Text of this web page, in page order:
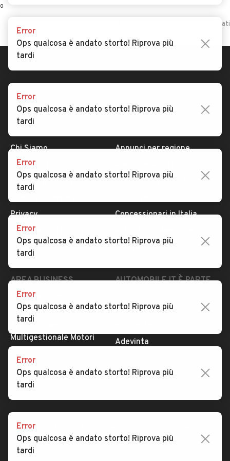
0
Autobus
Chi Siamo
Serve aiuto?
Dati identificativi
Privacy
Impostazioni Privacy
Security
Annunci per regione
Tutte le auto usate
Concessionari in Italia
Valutazione auto
AREA BUSINESS
Registrazione
concessionario
Multigestionale Motori
AUTOMOBILE.IT È PARTE
subito.it
Adevinta
SEGUICI
Copyright © 2023 Marktplaats B.V. Tutti i diritti riservati.
Marktplaats B.V. - P.IVA 803.603.307.B.01
Error
Ops qualcosa è andato storto! Riprova più
tardi
Error
Ops qualcosa è andato storto! Riprova più
tardi
Error
Ops qualcosa è andato storto! Riprova più
tardi
Error
Ops qualcosa è andato storto! Riprova più
tardi
Error
Ops qualcosa è andato storto! Riprova più
tardi
Error
Ops qualcosa è andato storto! Riprova più
tardi
Error
Ops qualcosa è andato storto! Riprova più
tardi